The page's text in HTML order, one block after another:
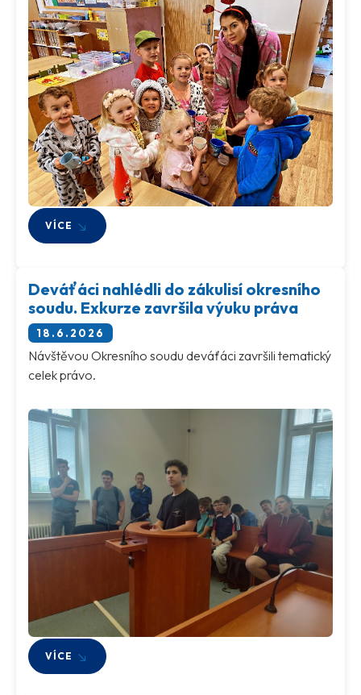
VÍCE
Deváťáci nahlédli do zákulisí okresního
soudu. Exkurze završila výuku práva
18.6.2026
Návštěvou Okresního soudu deváťáci završili tematický
celek právo.
VÍCE